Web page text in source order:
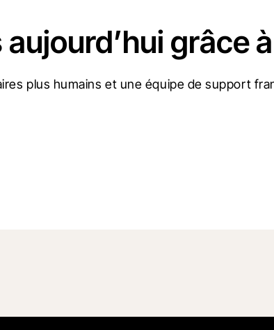
grâce
plus humains et une équipe de support